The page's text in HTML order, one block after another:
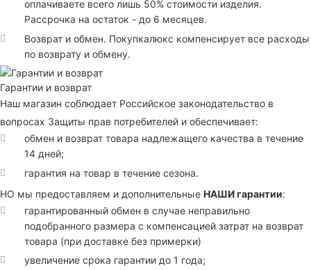
оплачиваете всего лишь 50% стоимости изделия.
Рассрочка на остаток - до 6 месяцев.
Возврат и обмен. Покупкалюкс компенсирует все расходы
по возврату и обмену.
Гарантии и возврат
Наш магазин соблюдает Российское законодательство в
вопросах Защиты прав потребителей и обеспечивает:
обмен и возврат товара надлежащего качества в течение
14 дней;
гарантия на товар в течение сезона.
НО мы предоставляем и дополнительные НАШИ гарантии:
гарантированный обмен в случае неправильно
подобранного размера с компенсацией затрат на возврат
товара (при доставке без примерки)
увеличение срока гарантии до 1 года;